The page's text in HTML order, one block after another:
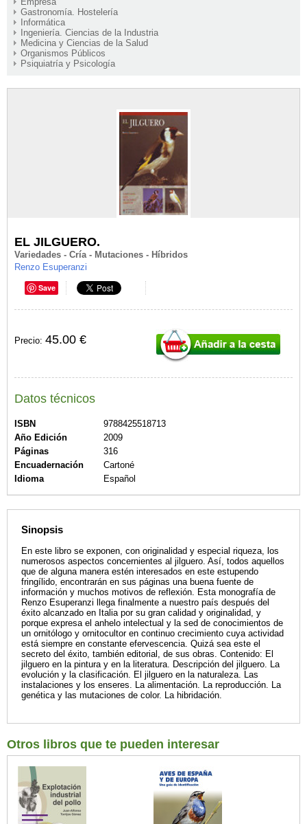
Gastronomía. Hostelería
Informática
Ingeniería. Ciencias de la Industria
Medicina y Ciencias de la Salud
Organismos Públicos
Psiquiatría y Psicología
EL JILGUERO.
Variedades - Cría - Mutaciones - Híbridos
Renzo Esuperanzi
Save
Precio: 45.00 €
Datos técnicos
ISBN
9788425518713
Año Edición
2009
Páginas
316
Encuadernación
Cartoné
Idioma
Español
Sinopsis
En este libro se exponen, con originalidad y especial riqueza, los
numerosos aspectos concernientes al jilguero. Así, todos aquellos
que de alguna manera estén interesados en este estupendo
fringílido, encontrarán en sus páginas una buena fuente de
información y muchos motivos de reflexión. Esta monografía de
Renzo Esuperanzi llega finalmente a nuestro país después del
éxito alcanzado en Italia por su gran calidad y originalidad, y
porque expresa el anhelo intelectual y la sed de conocimientos de
un ornitólogo y ornitocultor en continuo crecimiento cuya actividad
está siempre en constante efervescencia. Quizá sea este el
secreto del éxito, también editorial, de sus obras. Contenido: El
jilguero en la pintura y en la literatura. Descripción del jilguero. La
evolución y la clasificación. El jilguero en la naturaleza. Las
instalaciones y los enseres. La alimentación. La reproducción. La
genética y las mutaciones de color. La hibridación.
Otros libros que te pueden interesar